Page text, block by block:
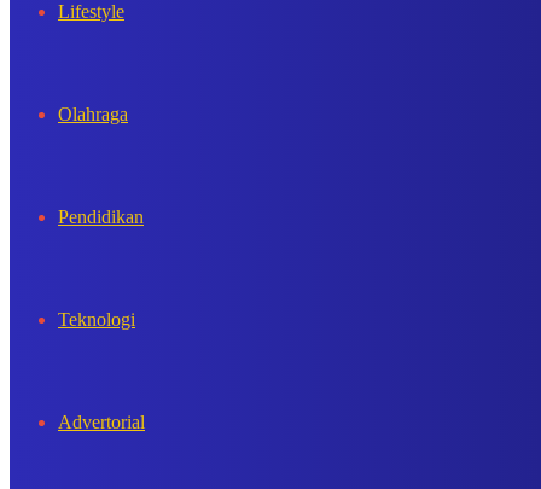
Lifestyle
Olahraga
Pendidikan
Teknologi
Advertorial